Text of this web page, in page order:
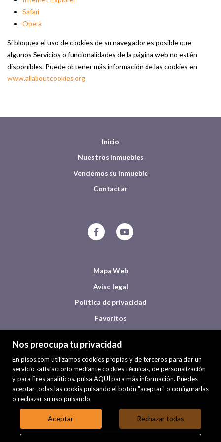
Nos preocupa tu privacidad
En pisos.com utilizamos cookies propias y de terceros para dar un
servicio satisfactorio mediante cookies técnicas, de personalización
y para fines analíticos. pulsa AQUÍ para más información. Puedes
aceptar todas las cookis pulsando el botón "aceptar" o configurarlas
o rechazar su uso pulsando
Aceptar Rechazar todas
Safari
Opera
Si bloquea el uso de cookies de su navegador es posible que
algunos Servicios o funcionalidades de la página web no estén
disponibles. Puede obtener más información de las cookies en
www.allaboutcookies.org
Inicio
Nuestros inmuebles
Vendemos su inmueble
Contactar
Mapa Web
Aviso legal
Política de privacidad
Favoritos
Noticias
Política de cookies